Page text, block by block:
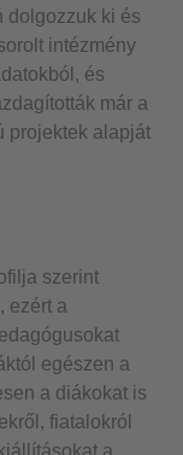
dolgozzuk ki és
intézmény
és
már a
projektek alapját
szerint
ezért a
egészen a
a diákokat is
fiatalokról
a